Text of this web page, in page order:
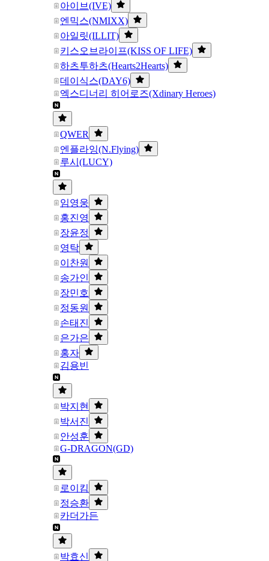
아이브(IVE)
엔믹스(NMIXX)
아일릿(ILLIT)
키스오브라이프(KISS OF LIFE)
하츠투하츠(Hearts2Hearts)
데이식스(DAY6)
엑스디너리 히어로즈(Xdinary Heroes)
QWER
엔플라잉(N.Flying)
루시(LUCY)
임영웅
홍진영
장윤정
영탁
이찬원
송가인
장민호
정동원
손태진
은가은
홍자
김용빈
박지현
박서진
안성훈
G-DRAGON(GD)
로이킴
정승환
카더가든
박효신